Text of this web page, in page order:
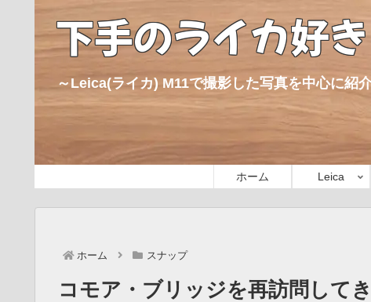
下手のライカ好き
～Leica(ライカ) M11で撮影した写真を中心に紹
ホーム Leica
ホーム スナップ
コモア・ブリッジを再訪問して